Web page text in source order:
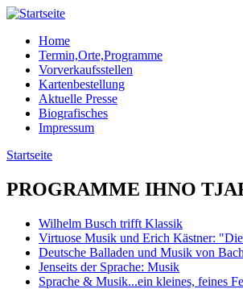
Direkt zum Inhalt
Hauptmenü
Home
Termin,Orte,Programme
Vorverkaufsstellen
Kartenbestellung
Aktuelle Presse
Biografisches
Impressum
Startseite
PROGRAMME IHNO
Wilhelm Busch trifft Klassik
Virtuose Musik und Erich Kästner:
Deutsche Balladen und Musik von
Jenseits der Sprache: Musik
Sprache & Musik...ein kleines, feines